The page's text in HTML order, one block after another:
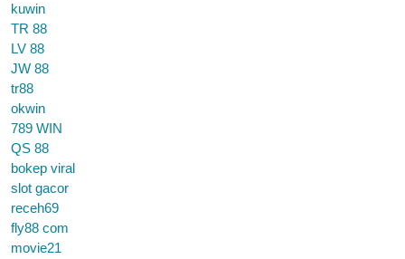
kuwin
TR 88
LV 88
JW 88
tr88
okwin
789 WIN
QS 88
bokep viral
slot gacor
receh69
fly88 com
movie21